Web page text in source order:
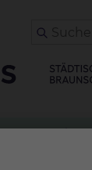
Allgemein-